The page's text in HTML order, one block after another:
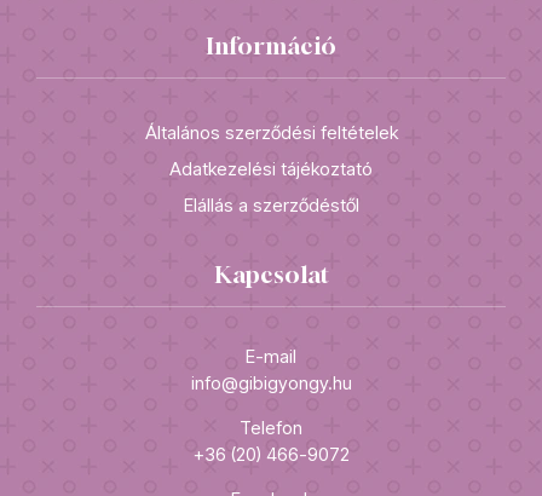
Információ
Általános szerződési feltételek
Adatkezelési tájékoztató
Elállás a szerződéstől
Kapcsolat
E-mail
info@gibigyongy.hu
Telefon
+36 (20) 466-9072